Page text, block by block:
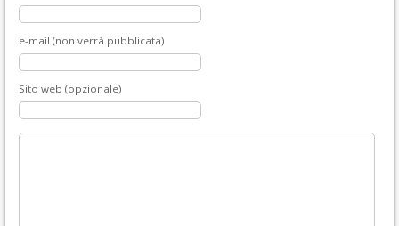
e-mail (non verrà pubblicata)
Sito web (opzionale)